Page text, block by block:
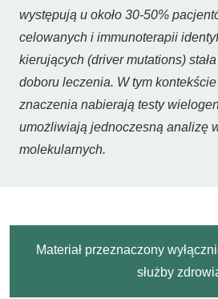
występują u około 30-50%
celowanych i immunoterapii
kierujących (driver mutations)
doboru leczenia. W tym
znaczenia nabierają testy
umożliwiają jednoczesną analizę
molekularnych.
Materiał przeznaczony
służby